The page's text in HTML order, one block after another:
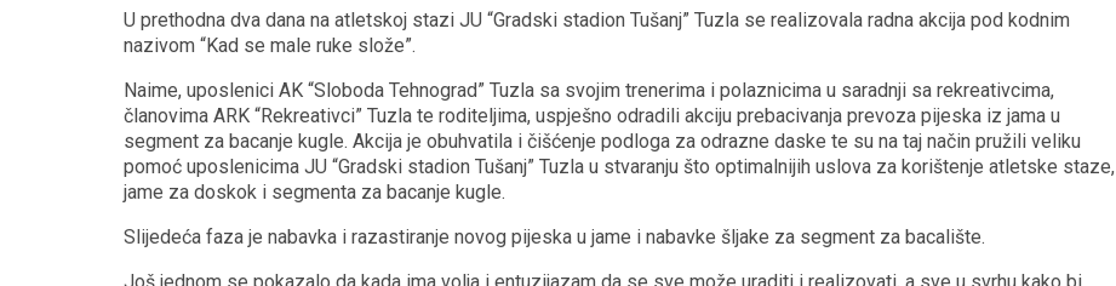
U prethodna dva dana na atletskoj stazi JU “Gradski stadion Tušanj” Tuzla se realizovala radna akcija pod kodnim
nazivom “Kad se male ruke slože”.
Naime, uposlenici AK “Sloboda Tehnograd” Tuzla sa svojim trenerima i polaznicima u saradnji sa rekreativcima,
članovima ARK “Rekreativci” Tuzla te roditeljima, uspješno odradili akciju prebacivanja prevoza pijeska iz jama u
segment za bacanje kugle. Akcija je obuhvatila i čišćenje podloga za odrazne daske te su na taj način pružili veliku
pomoć uposlenicima JU “Gradski stadion Tušanj” Tuzla u stvaranju što optimalnijih uslova za korištenje atletske staze,
jame za doskok i segmenta za bacanje kugle.
Slijedeća faza je nabavka i razastiranje novog pijeska u jame i nabavke šljake za segment za bacalište.
Još jednom se pokazalo da kada ima volja i entuzijazam da se sve može uraditi i realizovati, a sve u svrhu kako bi